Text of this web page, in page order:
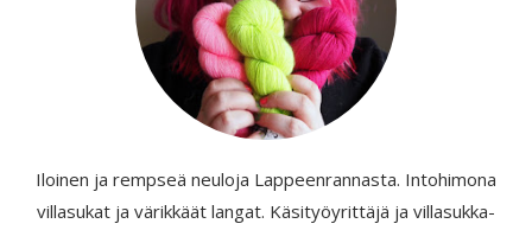
Iloinen ja rempseä neuloja Lappeenrannasta. Intohimona
villasukat ja värikkäät langat. Käsityöyrittäjä ja villasukka-